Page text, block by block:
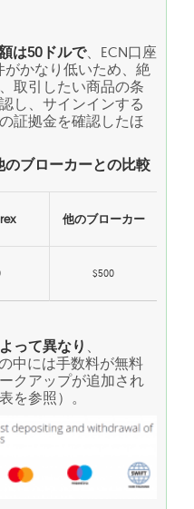
は50ドルで、ECN口座
がかなり低いため、絶
取引したい商品の条
し、サインインする
証拠金を確認したほ
のブローカーとの比較
他のブローカー
$500
って異なり 、
中には手数料が無料
クアップが追加され
を参照）。